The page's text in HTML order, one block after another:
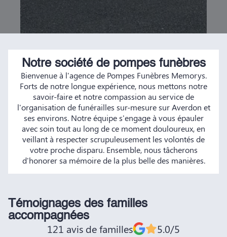
Notre société de pompes funèbres
Bienvenue à l'agence de Pompes Funèbres Memorys.
Forts de notre longue expérience, nous mettons notre
savoir-faire et notre compassion au service de
l'organisation de funérailles sur-mesure sur Averdon et
ses environs. Notre équipe s'engage à vous épauler
avec soin tout au long de ce moment douloureux, en
veillant à respecter scrupuleusement les volontés de
votre proche disparu. Ensemble, nous tâcherons
d'honorer sa mémoire de la plus belle des manières.
Témoignages des familles
accompagnées
121 avis de familles 5.0/5